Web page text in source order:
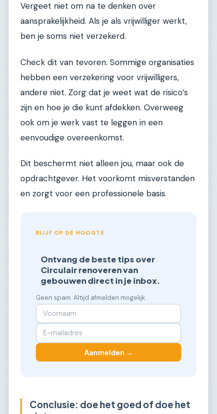
Vergeet niet om na te denken over
aansprakelijkheid. Als je als vrijwilliger werkt,
ben je soms niet verzekerd.
Check dit van tevoren. Sommige organisaties
hebben een verzekering voor vrijwilligers,
andere niet. Zorg dat je weet wat de risico’s
zijn en hoe je die kunt afdekken. Overweeg
ook om je werk vast te leggen in een
eenvoudige overeenkomst.
Dit beschermt niet alleen jou, maar ook de
opdrachtgever. Het voorkomt misverstanden
en zorgt voor een professionele basis.
BLIJF OP DE HOOGTE
Ontvang de beste tips over
Circulair renoveren van
gebouwen direct in je inbox.
Geen spam. Altijd afmelden mogelijk.
Aanmelden →
Conclusie: doe het goed of doe het